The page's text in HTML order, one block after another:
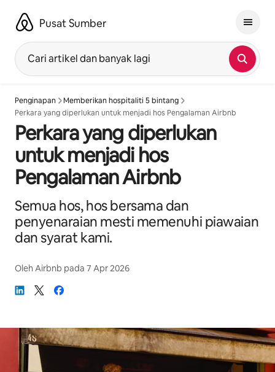
kandunganPusat Sumber
Cari artikel dan banyak lagi
Penginapan
Memberikan hospitaliti 5 bintang
Perkara yang diperlukan untuk menjadi hos Pengalaman Airbnb
Perkara yang diperlukan
untuk menjadi hos
Pengalaman Airbnb
Semua hos, hos bersama dan
penyenaraian mesti memenuhi piawaian
dan syarat kami.
OlehAirbnb pada 7 Apr 2026